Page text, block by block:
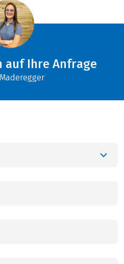
auf Ihre Anfrage